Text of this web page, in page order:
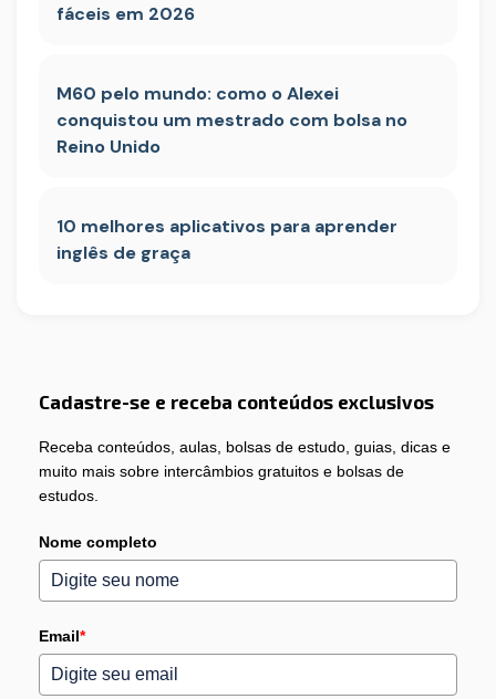
fáceis em 2026
M60 pelo mundo: como o Alexei
conquistou um mestrado com bolsa no
Reino Unido
10 melhores aplicativos para aprender
inglês de graça
Cadastre-se e receba conteúdos exclusivos
Receba conteúdos, aulas, bolsas de estudo, guias, dicas e
muito mais sobre intercâmbios gratuitos e bolsas de
estudos.
Nome completo
Email*